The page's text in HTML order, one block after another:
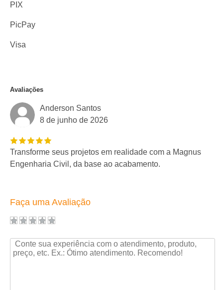
PIX
PicPay
Visa
Avaliações
Anderson Santos
8 de junho de 2026
Transforme seus projetos em realidade com a Magnus
Engenharia Civil, da base ao acabamento.
Faça uma Avaliação